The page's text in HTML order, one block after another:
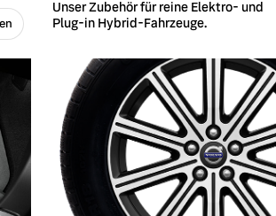
Unser Zubehör für reine Elektro- und
Plug-in Hybrid-Fahrzeuge.